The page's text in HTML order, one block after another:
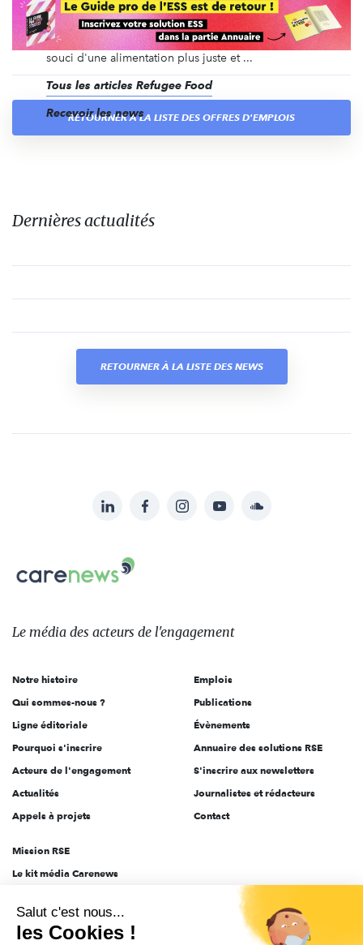
le statut de réfugié, faciliter l'insertion
professionnelle des réfugiés dans la restauration et
faire découvrir des saveurs venues d'ailleurs dans le
souci d'une alimentation plus juste et ...
Tous les articles Refugee Food
Recevoir les news
RETOURNER À LA LISTE DES OFFRES D'EMPLOIS
Dernières actualités
RETOURNER À LA LISTE DES NEWS
sur:
LinkedInFacebookInstagramYouTubeSoundcloud
Le
des
l'engagement
Le média des acteurs de l'engagement
Notre histoire
Qui sommes-nous ?
Ligne éditoriale
Pourquoi s'inscrire
Acteurs de l'engagement
Actualités
Appels à projets
Emplois
Publications
Évènements
Annuaire des solutions RSE
S'inscrire aux newsletters
Journalistes et rédacteurs
Contact
Mission RSE
Le kit média Carenews
AEF info
Novethic
Salut c'est nous...
les Cookies !